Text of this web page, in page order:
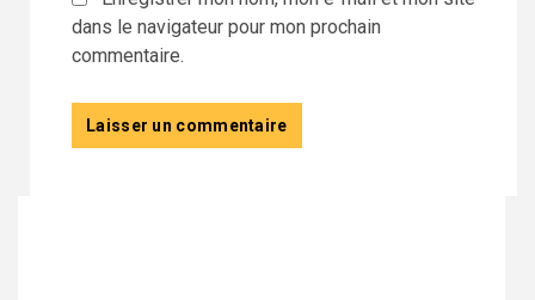
dans le navigateur pour mon prochain
commentaire.